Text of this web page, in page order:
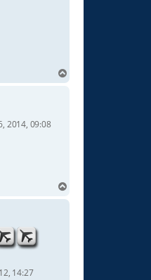
2014, 09:08
14:27